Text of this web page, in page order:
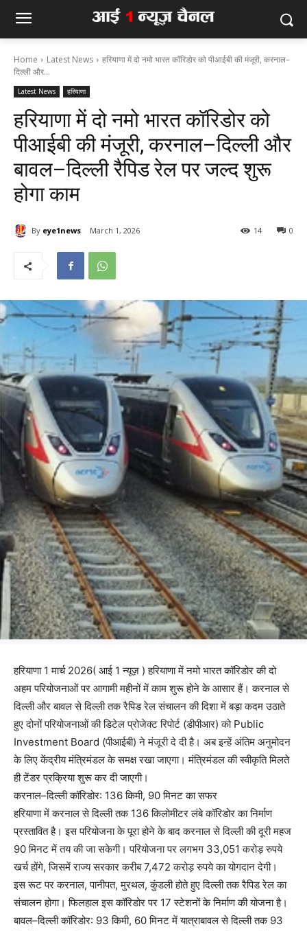
Home Latest News
हरियाणा में दो नमो भारत कॉरिडोर को पीआईबी की मंजूरी, करनाल–
दिल्ली और...
Latest News हरियाणा
हरियाणा में दो नमो भारत कॉरिडोर को
पीआईबी की मंजूरी, करनाल–दिल्ली और
बावल–दिल्ली रैपिड रेल पर जल्द शुरू
होगा काम
By eye1news March 1, 2026 0
14
हरियाणा 1 मार्च 2026( आई 1 न्यूज़ ) हरियाणा में नमो भारत कॉरिडोर की दो
अहम परियोजनाओं पर आगामी महीनों में काम शुरू होने के आसार हैं। करनाल से
दिल्ली और बावल से दिल्ली तक रैपिड रेल संचालन की दिशा में बड़ा कदम उठाते
हुए दोनों परियोजनाओं की डिटेल प्रोजेक्ट रिपोर्ट (डीपीआर) को Public
Investment Board (पीआईबी) ने मंजूरी दे दी है। अब इन्हें अंतिम अनुमोदन
के लिए केंद्रीय मंत्रिमंडल के समक्ष रखा जाएगा। मंत्रिमंडल की स्वीकृति मिलते
ही टेंडर प्रक्रिया शुरू कर दी जाएगी।
करनाल–दिल्ली कॉरिडोर: 136 किमी, 90 मिनट का सफर
हरियाणा में करनाल से दिल्ली तक 136 किलोमीटर लंबे कॉरिडोर का निर्माण
प्रस्तावित है। इस परियोजना के पूरा होने के बाद करनाल से दिल्ली की दूरी महज
90 मिनट में तय की जा सकेगी। परियोजना पर लगभग 33,051 करोड़ रुपये
खर्च होंगे, जिसमें राज्य सरकार करीब 7,472 करोड़ रुपये का योगदान देगी।
इस रूट पर करनाल, पानीपत, मुरथल, कुंडली होते हुए दिल्ली तक रैपिड रेल का
संचालन होगा। फिलहाल इस कॉरिडोर पर 17 स्टेशनों के निर्माण की योजना है।
बावल–दिल्ली कॉरिडोर: 93 किमी, 60 मिनट में यात्राबावल से दिल्ली तक 93